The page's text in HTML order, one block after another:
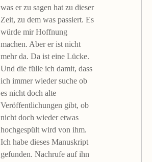
was er zu sagen hat zu dieser
Zeit, zu dem was passiert. Es
würde mir Hoffnung
machen. Aber er ist nicht
mehr da. Da ist eine Lücke.
Und die fülle ich damit, dass
ich immer wieder suche ob
es nicht doch alte
Veröffentlichungen gibt, ob
nicht doch wieder etwas
hochgespült wird von ihm.
Ich habe dieses Manuskript
gefunden. Nachrufe auf ihn